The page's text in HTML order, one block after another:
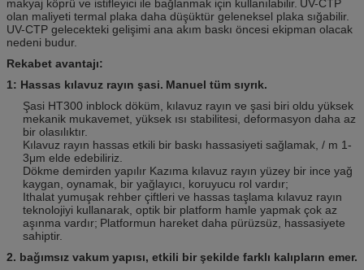
makyaj köprü ve istifleyici ile bağlanmak için kullanılabilir. UV-CTP
olan maliyeti termal plaka daha düşüktür geleneksel plaka sığabilir.
UV-CTP gelecekteki gelişimi ana akım baskı öncesi ekipman olacak
nedeni budur.
Rekabet avantajı:
1: Hassas kılavuz rayın şasi. Manuel tüm sıyrık.
Şasi HT300 inblock döküm, kılavuz rayın ve şasi biri oldu yüksek
mekanik mukavemet, yüksek ısı stabilitesi, deformasyon daha az
bir olasılıktır.
Kılavuz rayın hassas etkili bir baskı hassasiyeti sağlamak, / m 1-
3μm elde edebiliriz.
Dökme demirden yapılır Kazıma kılavuz rayın yüzey bir ince yağ
kaygan, oynamak, bir yağlayıcı, koruyucu rol vardır;
Ithalat yumuşak rehber çiftleri ve hassas taşlama kılavuz rayın
teknolojiyi kullanarak, optik bir platform hamle yapmak çok az
aşınma vardır; Platformun hareket daha pürüzsüz, hassasiyete
sahiptir.
2. bağımsız vakum yapısı, etkili bir şekilde farklı kalıpların emer.